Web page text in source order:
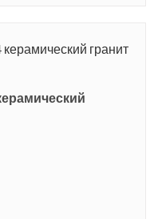
запоминающаяся